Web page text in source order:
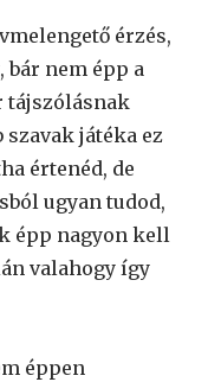
érzés,
nem épp a
tájszólásnak
játéka ez
értenéd, de
ugyan tudod,
épp nagyon kell
valahogy így
éppen